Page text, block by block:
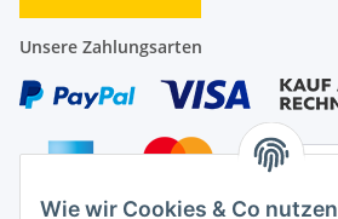
Wie wir Cookies & Co nutzen
Unsere Zahlungsarten